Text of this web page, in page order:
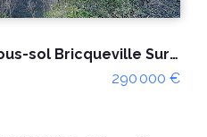
A vendre maison avec dépendance Bricqueville Sur Mer 6 pièces
300 000 €